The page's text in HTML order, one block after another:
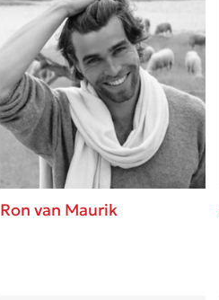
Ron van Maurik